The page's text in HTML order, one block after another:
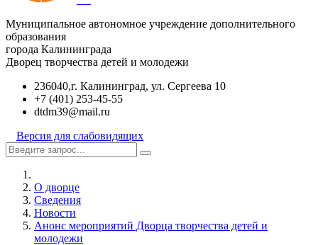
Муниципальное автономное учреждение дополнительного
образования
города Калининграда
Дворец творчества детей и молодежи
236040,г. Калининград, ул. Сергеева 10
+7 (401) 253-45-55
dtdm39@mail.ru
Версия для слабовидящих
О дворце
Сведения
Новости
Анонс мероприятий Дворца творчества детей и
молодежи